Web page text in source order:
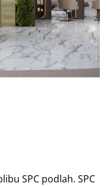
SPC podlah. SPC